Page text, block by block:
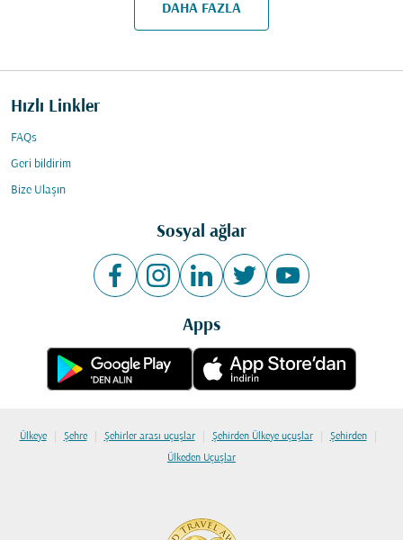
DAHA FAZLA
Hızlı Linkler
FAQs
Geri bildirim
Bize Ulaşın
Sosyal ağlar
Apps
Ülkeye | Şehre | Şehirler arası uçuşlar | Şehirden Ülkeye uçuşlar | Şehirden |
Ülkeden Uçuşlar